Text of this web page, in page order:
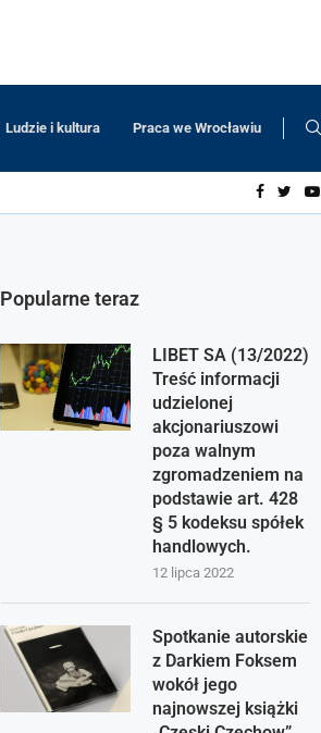
Ludzie i kultura Praca we Wrocławiu
Popularne teraz
LIBET SA (13/2022)
Treść informacji
udzielonej
akcjonariuszowi
poza walnym
zgromadzeniem na
podstawie art. 428
§ 5 kodeksu spółek
handlowych.
12 lipca 2022
Spotkanie autorskie
z Darkiem Foksem
wokół jego
najnowszej książki